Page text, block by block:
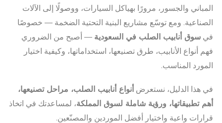
المباني والجسور، مرورًا بهياكل السيارات، ووصولًا إلى الآلات
الصناعية. ومع توسّع مشاريع البنية التحتية الضخمة — خصوصًا
في سوق أنابيب الصلب في السعودية — أصبح من الضروري
فهم أنواع الأنابيب، طرق تصنيعها، استخداماتها، وكيفية اختيار
المورد المناسب.
في هذا الدليل، نستعرض أنواع أنابيب الصلب، مراحل تصنيعها،
أهم تطبيقاتها، ورؤية شاملة لسوق المملكة، لمساعدتك في اتخاذ
قرارات واعية واختيار أفضل الموردين والمصنّعين.